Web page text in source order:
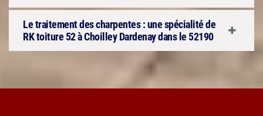
Le traitement des charpentes : une spécialité de
RK toiture 52 à Choilley Dardenay dans le 52190